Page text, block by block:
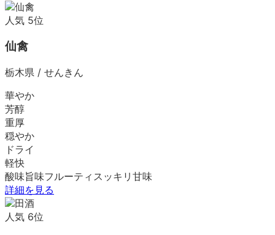
人気 5位
仙禽
栃木県 / せんきん
華やか
芳醇
重厚
穏やか
ドライ
軽快
酸味旨味フルーティ スッキリ 甘味
詳細を見る
人気 6位